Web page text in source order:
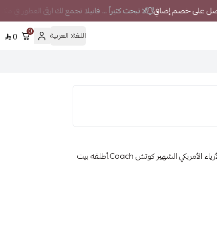
لا تبحث كثيراً ... فانيلا تجمع لك ارقى العطور في
اللغة: العربية 0
0
الماركة : كوتشالجنس : سائينوع المنتج : عطورمن اصدارات بيت الأزياء الأمريكي الشهير كوتش Coach.أطلقه بيت